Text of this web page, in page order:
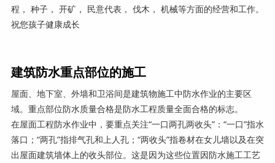
程， 种子， 开矿， 民意代表， 伐木， 机械等方面的经营和工作。
祝您孩子健康成长
建筑防水重点部位的施工
屋面、地下室、外墙和卫浴间是建筑物施工中防水作业的主要区
域。重点部位防水质量合格是防水工程质量全面合格的标志。
在屋面工程防水作业中，要重点关注“一口两孔两收头”：“一口”指水
落口；“两孔”指排气孔和上人孔；“两收头”指卷材在女儿墙以及在突
出屋面建筑墙体上的收头部位。这是因为这些位置因防水施工工艺